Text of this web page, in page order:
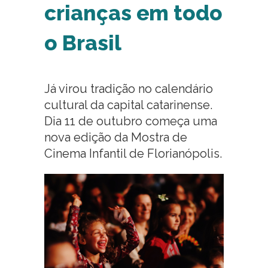
crianças em todo
o Brasil
Já virou tradição no calendário
cultural da capital catarinense.
Dia 11 de outubro começa uma
nova edição da Mostra de
Cinema Infantil de Florianópolis.